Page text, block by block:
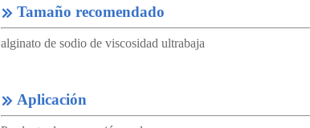
 Tamaño recomendado
alginato de sodio de viscosidad ultrabaja
 Aplicación